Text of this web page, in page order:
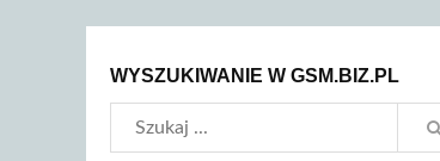
WYSZUKIWANIE W GSM.BIZ.PL